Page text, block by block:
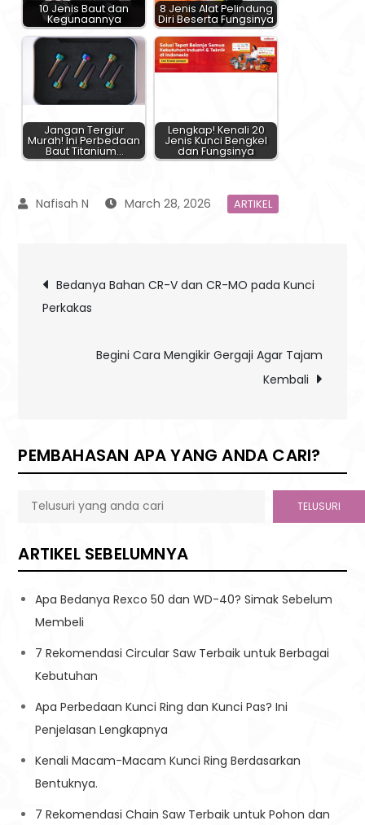
10 Jenis Baut dan
Kegunaannya
8 Jenis Alat Pelindung
Diri Beserta Fungsinya
Jangan Tergiur
Murah! Ini Perbedaan
Baut Titanium…
Lengkap! Kenali 20
Jenis Kunci Bengkel
dan Fungsinya
March 28, 2026 ARTIKEL
Post
navigation
Bedanya Bahan CR-V dan CR-MO pada Kunci
Perkakas
Begini Cara Mengikir Gergaji Agar Tajam
Kembali
PEMBAHASAN APA YANG ANDA CARI?
TELUSURI
ARTIKEL SEBELUMNYA
Apa Bedanya Rexco 50 dan WD-40? Simak Sebelum
Membeli
7 Rekomendasi Circular Saw Terbaik untuk Berbagai
Kebutuhan
Apa Perbedaan Kunci Ring dan Kunci Pas? Ini
Penjelasan Lengkapnya
Kenali Macam-Macam Kunci Ring Berdasarkan
Bentuknya.
7 Rekomendasi Chain Saw Terbaik untuk Pohon dan